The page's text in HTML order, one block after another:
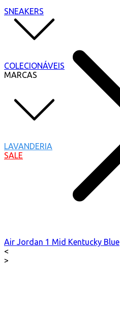
COLECIONÁVEIS
MARCAS
LAVANDERIA
SALE
SNEAKERS
Air Jordan 1 Mid Kentucky Blue
<
>